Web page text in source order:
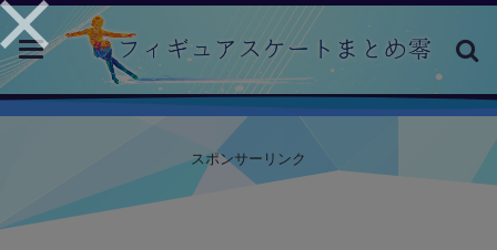
toggle
navigation
スポンサーリンク